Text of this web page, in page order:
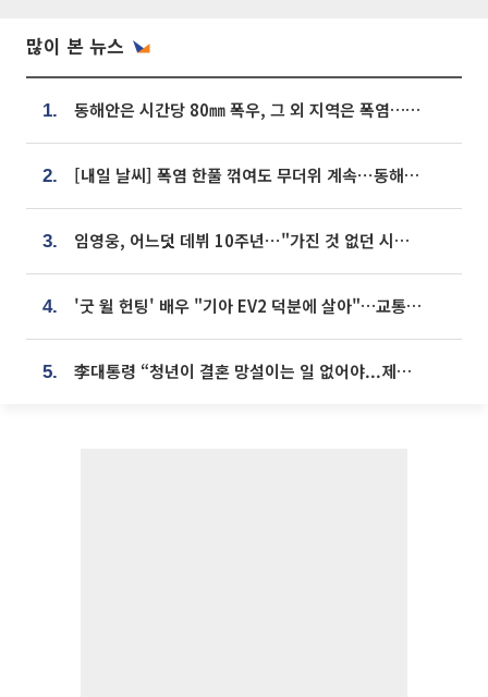
많이 본 뉴스
1. 동해안은 시간당 80㎜ 폭우, 그 외 지역은 폭염…‘극과 극 날씨’
2. [내일 날씨] 폭염 한풀 꺾여도 무더위 계속⋯동해안 이틀 연속 비
3. 임영웅, 어느덧 데뷔 10주년⋯"가진 것 없던 시절, 내 앞엔 20명의 팬뿐"
4. '굿 윌 헌팅' 배우 "기아 EV2 덕분에 살아"…교통사고 후 안전성 극찬
5. 李대통령 “청년이 결혼 망설이는 일 없어야...제도상 불이익 조사”